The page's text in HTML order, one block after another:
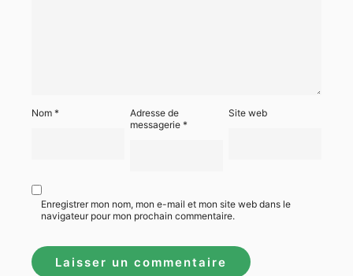
Nom *
Adresse de
messagerie*
Site web
Enregistrer mon nom, mon e-mail et mon site web dans le
navigateur pour mon prochain commentaire.